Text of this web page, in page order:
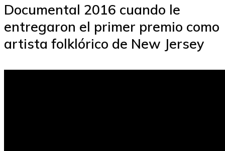
Documental 2016 cuando le
entregaron el primer premio como
artista folklórico de New Jersey